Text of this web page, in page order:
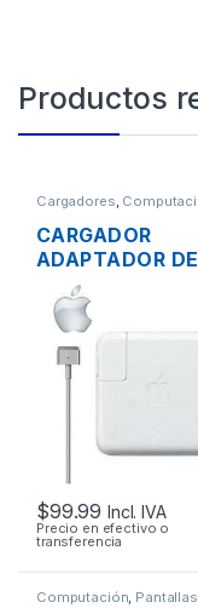
Productos
Cargadores,
CARGADOR
ADAPTADOR DE
ENERGÍA PARA
LAPTOP MAC
MAGSAFE 2 20V
4.25A 85W
+ CABLE DE
$99.99 Incl. IVA
Precio en efectivo o
transferencia
Computación Pantallas